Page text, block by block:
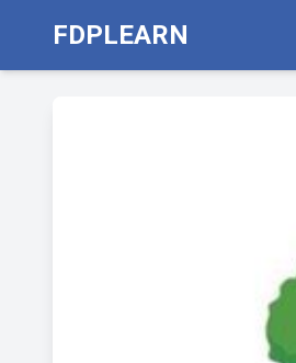
FDPLEARN